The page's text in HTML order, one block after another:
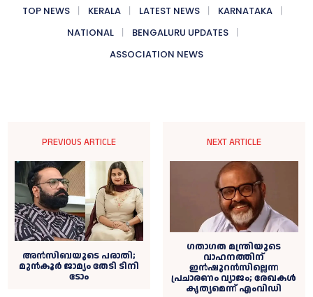
TOP NEWS KERALA LATEST NEWS
KARNATAKA
NATIONAL
BENGALURU UPDATES
ASSOCIATION NEWS
PREVIOUS ARTICLE
അൻസിബയുടെ പരാതി;
മുന്‍കൂര്‍ ജാമ്യം തേടി ടിനി
ടോം
NEXT ARTICLE
ഗതാഗത മന്ത്രിയുടെ
വാഹനത്തിന്
ഇൻഷുറൻസില്ലെന്ന
പ്രചാരണം വ്യാജം; രേഖകള്‍
കൃത്യമെന്ന് എംവിഡി